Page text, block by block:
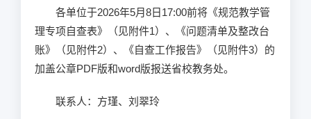
各单位于2026年5月8日 17:00前将《规范教学管
理专项自查表》（见附件1）、《问题清单及整改台
账》（见附件2）、《自查工作报告》（见附件3）的
加盖公章PDF版和word版报送省校教务处。
联系人：方瑾、刘翠玲